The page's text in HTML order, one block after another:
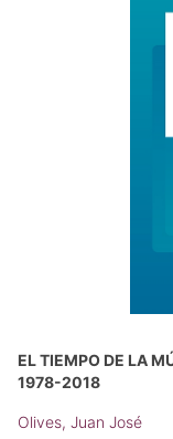
EL TIEMPO DE LA
1978-2018
Olives, Juan José